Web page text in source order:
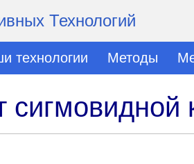
Технологий
технологии Методы
сигмовидной